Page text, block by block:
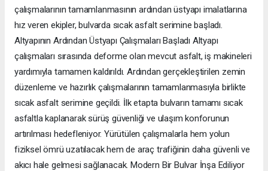
çalışmalarının tamamlanmasının ardından üstyapı imalatlarına
hız veren ekipler, bulvarda sıcak asfalt serimine başladı.
Altyapının Ardından Üstyapı Çalışmaları Başladı Altyapı
çalışmaları sırasında deforme olan mevcut asfalt, iş makineleri
yardımıyla tamamen kaldırıldı. Ardından gerçekleştirilen zemin
düzenleme ve hazırlık çalışmalarının tamamlanmasıyla birlikte
sıcak asfalt serimine geçildi. İlk etapta bulvarın tamamı sıcak
asfaltla kaplanarak sürüş güvenliği ve ulaşım konforunun
artırılması hedefleniyor. Yürütülen çalışmalarla hem yolun
fiziksel ömrü uzatılacak hem de araç trafiğinin daha güvenli ve
akıcı hale gelmesi sağlanacak. Modern Bir Bulvar İnşa Ediliyor